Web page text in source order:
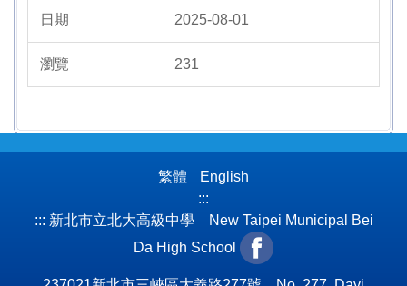
2025-08-01
231
繁體
English
:::
::: 新北市立北大高級中學 New Taipei Municipal Bei
Da High School